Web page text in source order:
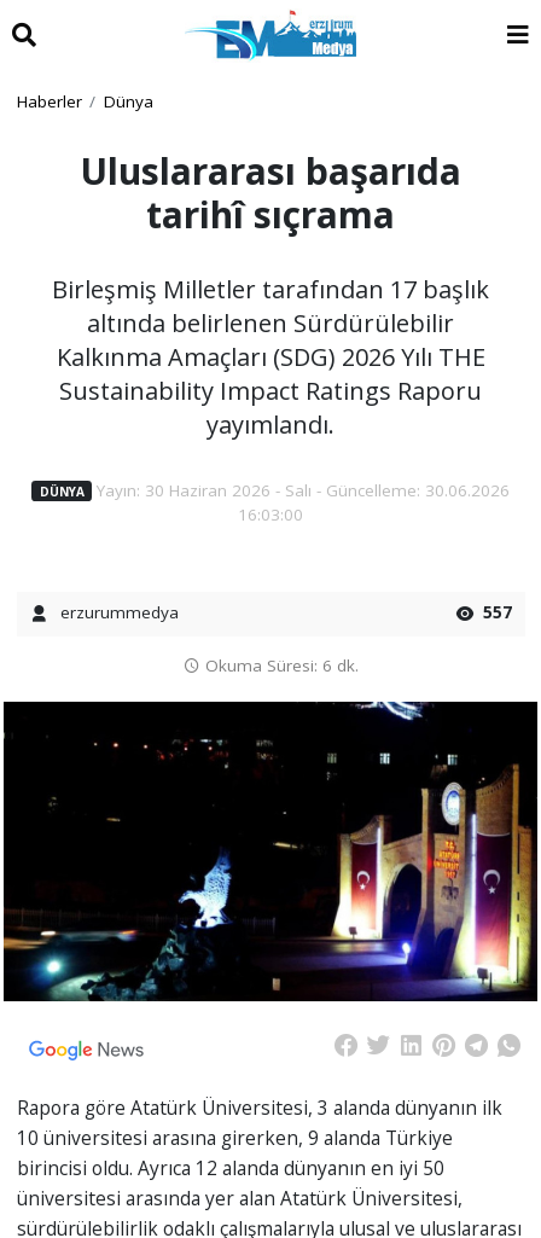
Haberler Dünya
Uluslararası başarıda
tarihî sıçrama
Birleşmiş Milletler tarafından 17 başlık
altında belirlenen Sürdürülebilir
Kalkınma Amaçları (SDG) 2026 Yılı THE
Sustainability Impact Ratings Raporu
yayımlandı.
DÜNYA
Yayın: 30 Haziran 2026 - Salı - Güncelleme: 30.06.2026
16:03:00
erzurummedya 557
Okuma Süresi: 6 dk.
Rapora göre Atatürk Üniversitesi, 3 alanda dünyanın ilk
10 üniversitesi arasına girerken, 9 alanda Türkiye
birincisi oldu. Ayrıca 12 alanda dünyanın en iyi 50
üniversitesi arasında yer alan Atatürk Üniversitesi,
sürdürülebilirlik odaklı çalışmalarıyla ulusal ve uluslararası